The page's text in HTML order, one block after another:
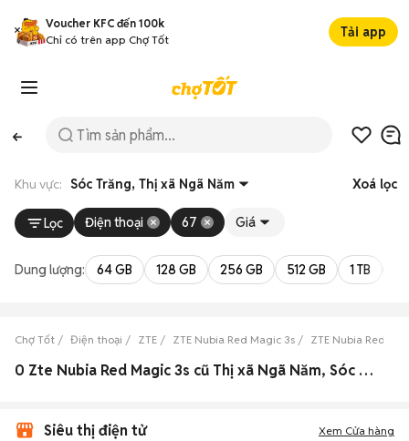
Voucher KFC đến 100k
Chỉ có trên app Chợ Tốt
Tải app
Khu vực: Sóc Trăng, Thị xã Ngã Năm Xoá lọc
Lọc Điện thoại 67 Giá
Dung lượng: 64 GB 128 GB 256 GB 512 GB 1 TB
Chợ Tốt Điện thoại ZTE ZTE Nubia Red Magic 3s ZTE Nubia Red
0 Zte Nubia Red Magic 3s cũ Thị xã Ngã Năm, Sóc Trăng đẹp
Siêu thị điện tử Xem Cửa hàng